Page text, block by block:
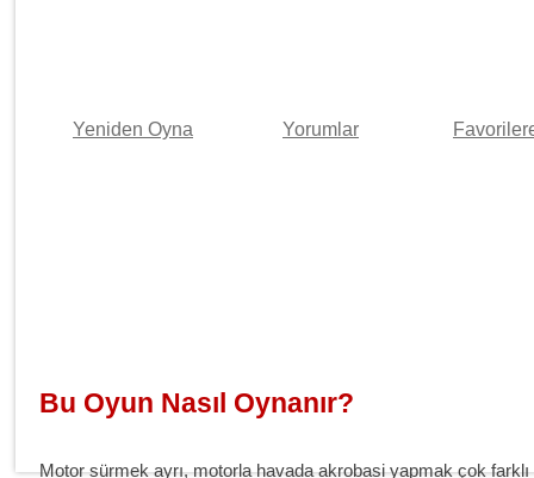
Yeniden Oyna Yorumlar
Bu Oyun Nasıl Oynanır?
Motor sürmek ayrı, motorla havada akrobasi yapmak çok